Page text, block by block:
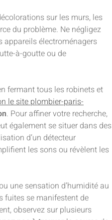
sur les murs, les
du problème. Ne négligez
appareils électroménagers
à-goutte ou de
fermant tous les robinets et
le site plombier-paris-
. Pour affiner votre recherche,
également se situer dans des
d’un détecteur
les sons ou révèlent les
une sensation d’humidité au
fuites se manifestent de
observez sur plusieurs